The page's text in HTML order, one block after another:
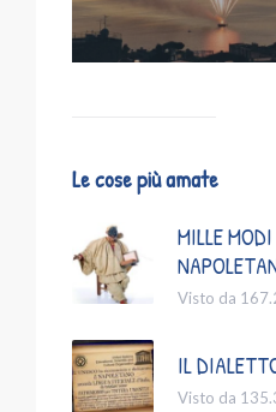
Le cose più amate
MILLE
Visto da
IL
Visto da